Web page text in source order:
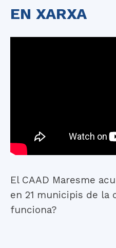
EN XARXA
El CAAD Maresme
en 21 municipis de la
funciona?